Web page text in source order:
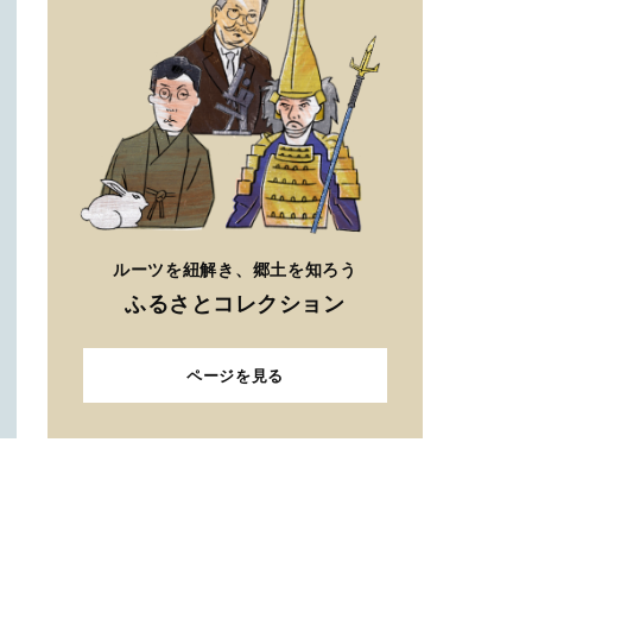
ルーツを紐解き、郷土を知ろう
ふるさとコレクション
ページを見る